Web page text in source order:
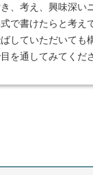
、考え、興味深い
で書けたらと考え
していただいても
を通してみてくだ